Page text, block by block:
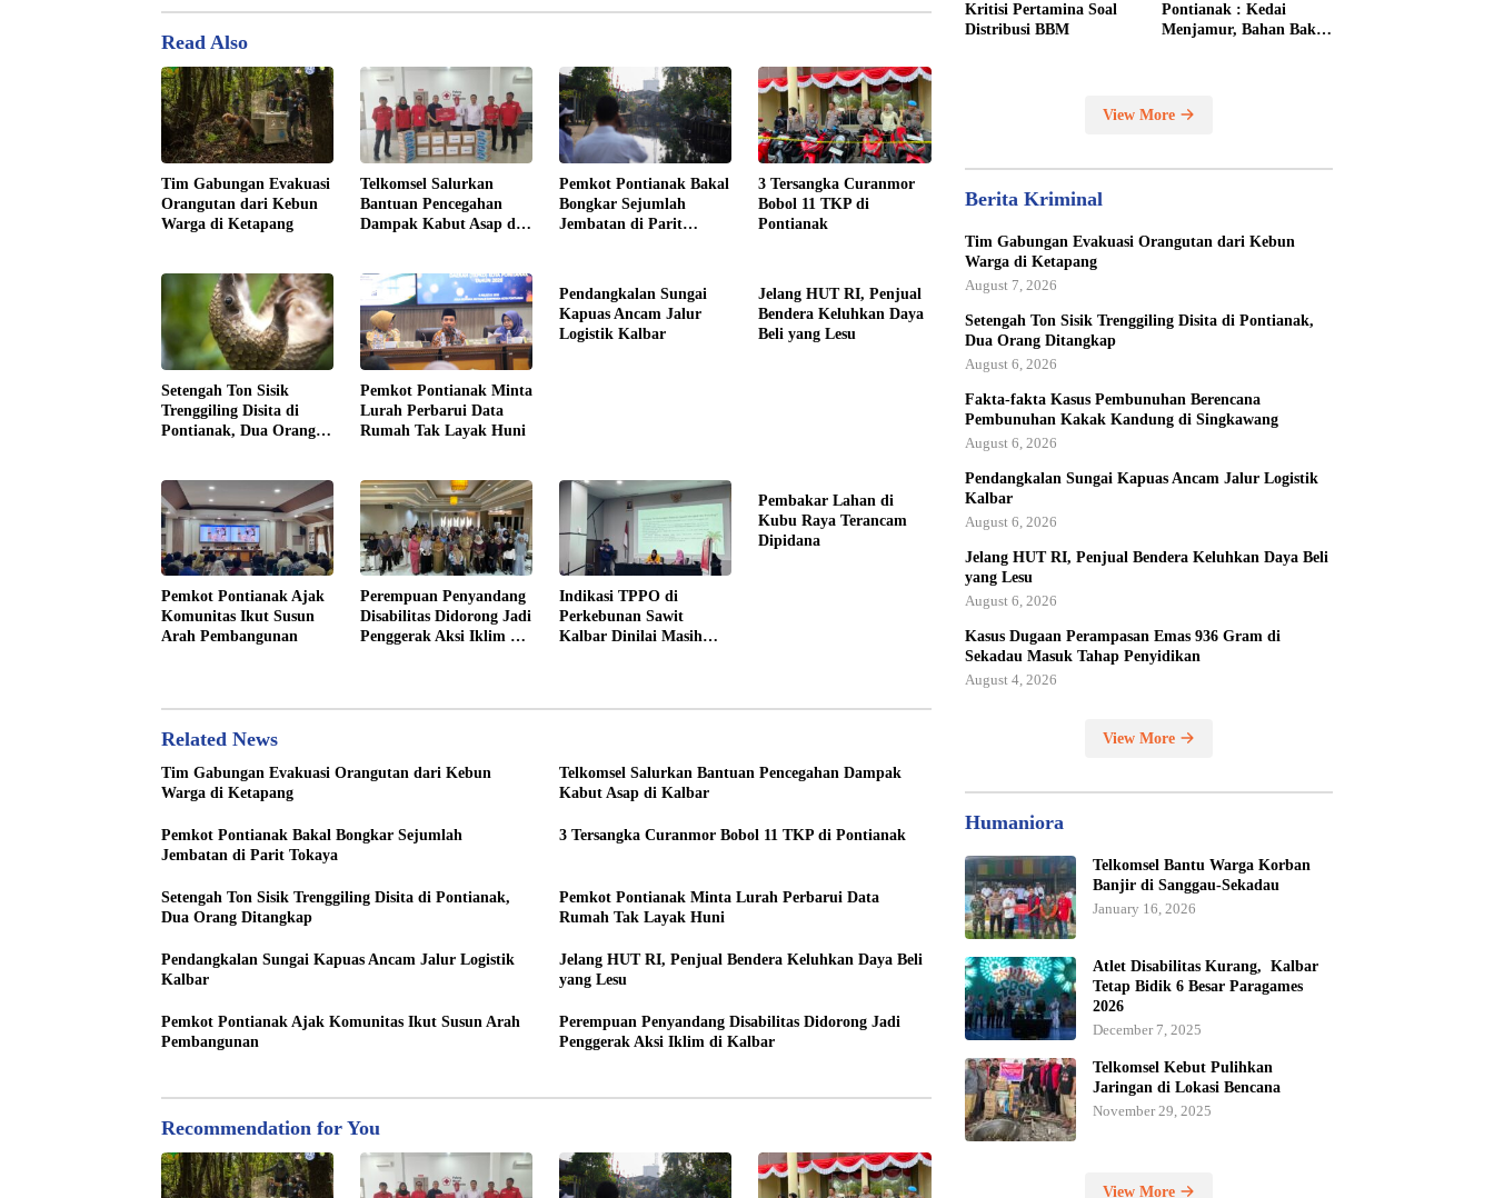
Read Also
Tim Gabungan Evakuasi
Orangutan dari Kebun
Warga di Ketapang
Telkomsel Salurkan
Bantuan Pencegahan
Dampak Kabut Asap di
Pemkot Pontianak Bakal
Bongkar Sejumlah
Jembatan di Parit
3 Tersangka Curanmor
Bobol 11 TKP di
Pontianak
Setengah Ton Sisik
Trenggiling Disita di
Pontianak, Dua Orang
Pemkot Pontianak Minta
Lurah Perbarui Data
Rumah Tak Layak Huni
Pendangkalan Sungai
Kapuas Ancam Jalur
Logistik Kalbar
Jelang HUT RI, Penjual
Bendera Keluhkan Daya
Beli yang Lesu
Pemkot Pontianak Ajak
Komunitas Ikut Susun
Arah Pembangunan
Perempuan Penyandang
Disabilitas Didorong Jadi
Penggerak Aksi Iklim di
Indikasi TPPO di
Perkebunan Sawit
Kalbar Dinilai Masih
Pembakar Lahan di
Kubu Raya Terancam
Dipidana
Related News
Tim Gabungan Evakuasi Orangutan dari Kebun
Warga di Ketapang
Telkomsel Salurkan Bantuan Pencegahan Dampak
Kabut Asap di Kalbar
Pemkot Pontianak Bakal Bongkar Sejumlah
Jembatan di Parit Tokaya
3 Tersangka Curanmor Bobol 11 TKP di Pontianak
Setengah Ton Sisik Trenggiling Disita di Pontianak,
Dua Orang Ditangkap
Pemkot Pontianak Minta Lurah Perbarui Data
Rumah Tak Layak Huni
Pendangkalan Sungai Kapuas Ancam Jalur Logistik
Kalbar
Jelang HUT RI, Penjual Bendera Keluhkan Daya Beli
yang Lesu
Pemkot Pontianak Ajak Komunitas Ikut Susun Arah
Pembangunan
Perempuan Penyandang Disabilitas Didorong Jadi
Penggerak Aksi Iklim di Kalbar
Recommendation for You
Kritisi Pertamina Soal
Distribusi BBM
Pontianak : Kedai
Menjamur, Bahan Baku
View More
Berita Kriminal
Tim Gabungan Evakuasi Orangutan dari Kebun
Warga di Ketapang
August 7, 2026
Setengah Ton Sisik Trenggiling Disita di Pontianak,
Dua Orang Ditangkap
August 6, 2026
Fakta-fakta Kasus Pembunuhan Berencana
Pembunuhan Kakak Kandung di Singkawang
August 6, 2026
Pendangkalan Sungai Kapuas Ancam Jalur Logistik
Kalbar
August 6, 2026
Jelang HUT RI, Penjual Bendera Keluhkan Daya Beli
yang Lesu
August 6, 2026
Kasus Dugaan Perampasan Emas 936 Gram di
Sekadau Masuk Tahap Penyidikan
August 4, 2026
View More
Humaniora
Telkomsel Bantu Warga Korban
Banjir di Sanggau-Sekadau
January 16, 2026
Atlet Disabilitas Kurang, Kalbar
Tetap Bidik 6 Besar Paragames
2026
December 7, 2025
Telkomsel Kebut Pulihkan
Jaringan di Lokasi Bencana
November 29, 2025
View More